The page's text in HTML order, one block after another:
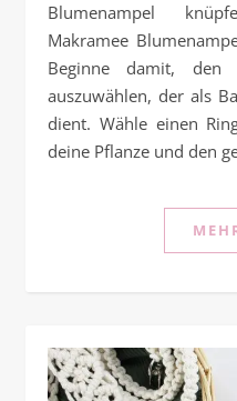
Blumenampel
Makramee
Beginne damit, den
auszuwählen, der als
dient. Wähle einen
deine Pflanze und den